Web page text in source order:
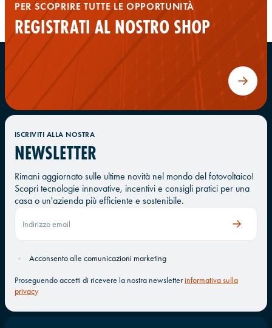
PER SCOPRIRE TUTTE LE OPPORTUNITÀ
REGISTRATI AL NOSTRO SHOP
ISCRIVITI ALLA NOSTRA
NEWSLETTER
Rimani aggiornato sulle ultime novità nel mondo del fotovoltaico!
Scopri tecnologie innovative, incentivi e consigli pratici per una
casa o un'azienda più efficiente e sostenibile.
Acconsento alle comunicazioni marketing
Proseguendo accetti di ricevere la nostra newsletterinformativa sulla
privacy